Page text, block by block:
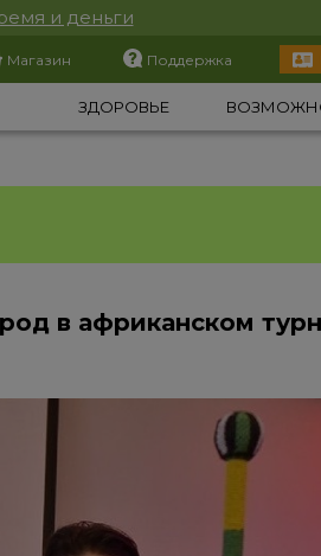
и деньги
Магазин Поддержка
ЗДОРОВЬЕ
в африканском